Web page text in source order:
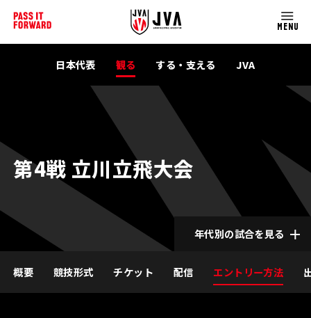
MENU
日本代表 観る する・支える JVA
第4戦 立川立飛大会
年代別の試合を見る
概要 競技形式 チケット 配信 エントリー方法